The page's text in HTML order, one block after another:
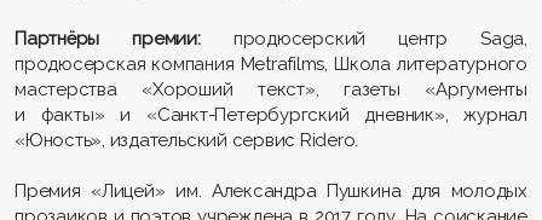
Партнёры премии: продюсерский центр Saga,
продюсерская компания Metrafilms, Школа литературного
мастерства «Хороший текст», газеты «Аргументы
и факты» и «Санкт-Петербургский дневник», журнал
«Юность», издательский сервис Ridero.
Премия «Лицей» им. Александра Пушкина для молодых